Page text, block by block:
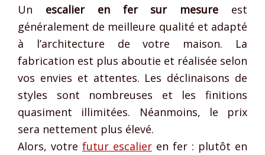
Un escalier en fer sur mesure est
généralement de meilleure qualité et adapté
à l’architecture de votre maison. La
fabrication est plus aboutie et réalisée selon
vos envies et attentes. Les déclinaisons de
styles sont nombreuses et les finitions
quasiment illimitées. Néanmoins, le prix
sera nettement plus élevé.
Alors, votre futur escalier en fer : plutôt en